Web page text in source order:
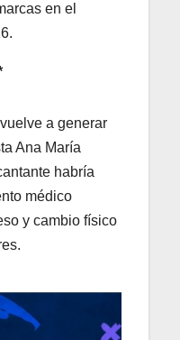
en el
a generar
Ana María
habría
médico
y cambio físico